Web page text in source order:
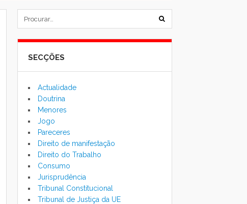
formulário
SECÇÕES
Actualidade
Doutrina
Menores
Jogo
Pareceres
Direito de manifestação
Direito do Trabalho
Consumo
Jurisprudência
Tribunal Constitucional
Tribunal de Justiça da UE